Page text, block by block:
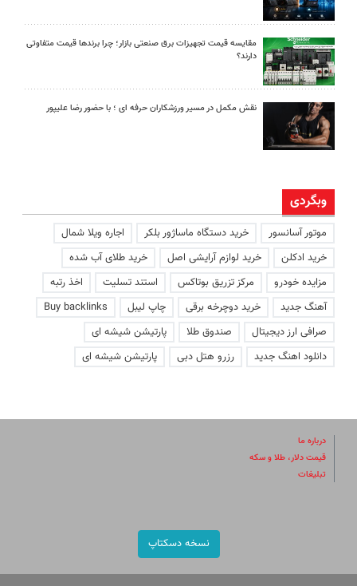
مقایسه قیمت تجهیزات برق صنعتی بازار؛ چرا برندها قیمت متفاوتی
دارند؟
نقش مکمل در مسیر ورزشکاران حرفه ای ؛ با حضور رضا علیپور
وبگردی
موتور آسانسور خرید دستگاه ماساژور بلکر
اجاره ویلا شمال
خرید ادکلن
خرید لوازم آرایشی اصل
خرید طلای آب شده
مزایده خودرو
مرکز تزریق بوتاکس استند تسلیت
اخذ رتبه
آهنگ جدید
خرید دوچرخه برقی چاپ لیبل
Buy backlinks
صرافی ارز دیجیتال
صندوق طلا
پارتیشن شیشه ای
دانلود اهنگ جدید
رزرو هتل دبی پارتیشن شیشه ای
درباره ما
قیمت دلار، طلا و سکه
تبلیغات
نسخه دسکتاپ